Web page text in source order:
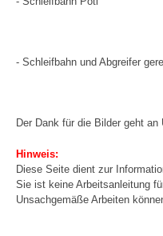
- Schleifbahn und Abgreifer
Der Dank für die Bilder geht
Hinweis:
Diese Seite dient zur
Sie ist keine Arbeitsanleitung
Unsachgemäße Arbeiten